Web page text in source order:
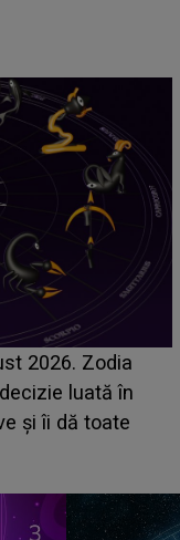
până
din Casa Iubirii
despre mama
pentru